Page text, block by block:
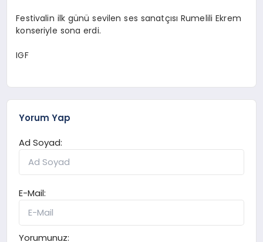
Festivalin ilk günü sevilen ses sanatçısı Rumelili Ekrem
konseriyle sona erdi.
IGF
Yorum Yap
Ad Soyad:
E-Mail:
Yorumunuz: